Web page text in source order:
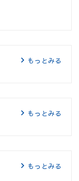
もっとみる
もっとみる
もっとみる